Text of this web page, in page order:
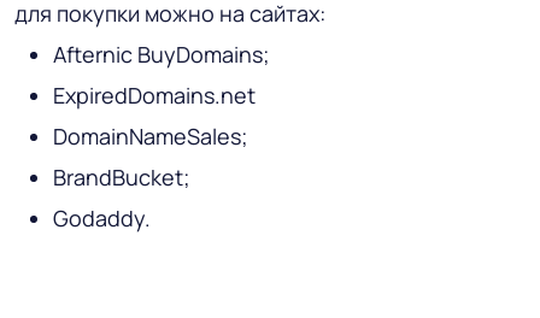
для покупки можно на сайтах:
Afternic BuyDomains;
ExpiredDomains.net
DomainNameSales;
BrandBucket;
Godaddy.